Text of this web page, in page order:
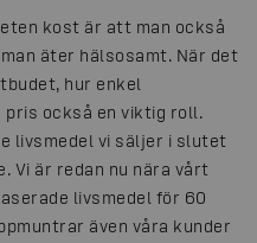
kost är att man också
äter hälsosamt. När det
hur enkel
också en viktig roll.
livsmedel vi säljer i slutet
Vi är redan nu nära vårt
livsmedel för 60
även våra kunder